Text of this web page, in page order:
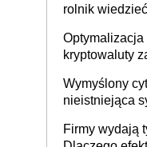
rolnik
kryptowaluty
Wymyślony
nieistniejąca
firmie
Firmy wydają